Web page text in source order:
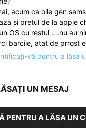
acum ca oile gen
si pretul de la apple
OS cu restul ….nu au
barcile, atat de prrost
vă pentru a lăsa
UN MESAJ
PENTRU A LĂSA UN